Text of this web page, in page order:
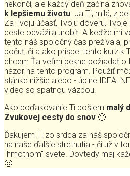
nekončí, ale každý deň začína
k lepšiemu životu. Ja Ti, milá, z
Za Tvoju účasť, Tvoju dôveru,
ceste odvážila urobiť. A keďže mi
tento náš spoločný čas prežívala,
počuť, či a ako prispel tento kurz k
chcem Ťa veľmi pekne požiadať o
názor na tento program. Použiť
stánke nižšie alebo - úplne
video so spätnou vázbou.
Ako poďakovanie Ti pošlem malý
Zvukovej cesty do snov 🙂
Ďakujem Ti zo srdca za náš
na naše ďalšie stretnutia - či už v
"hmotnom" svete. Dovtedy maj
🙂